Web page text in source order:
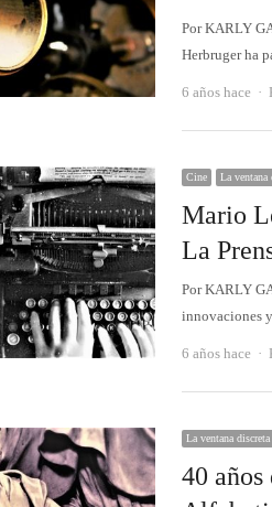
Por KARLY
Herbruger ha
6 años hace
Cine La ventana
Mario
La
Por KARLY
innovaciones
6 años hace
La ventana discreta
40